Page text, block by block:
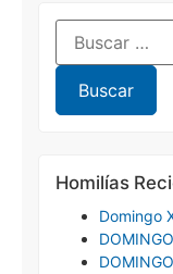
Homilías
Domingo